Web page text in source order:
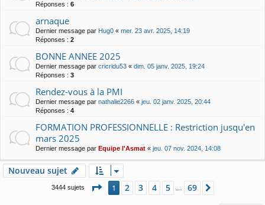
Réponses : 6
arnaque
Dernier message par Hug0 « mer. 23 avr. 2025, 14:19
Réponses : 2
BONNE ANNEE 2025
Dernier message par cricridu53 « dim. 05 janv. 2025, 19:24
Réponses : 3
Rendez-vous à la PMI
Dernier message par nathalie2266 « jeu. 02 janv. 2025, 20:44
Réponses : 4
FORMATION PROFESSIONNELLE : Restriction jusqu'en
mars 2025
Dernier message par Equipe l'Asmat « jeu. 07 nov. 2024, 14:08
Nouveau sujet
3444 sujets Page 1sur 69
1 2 3 4 5 69